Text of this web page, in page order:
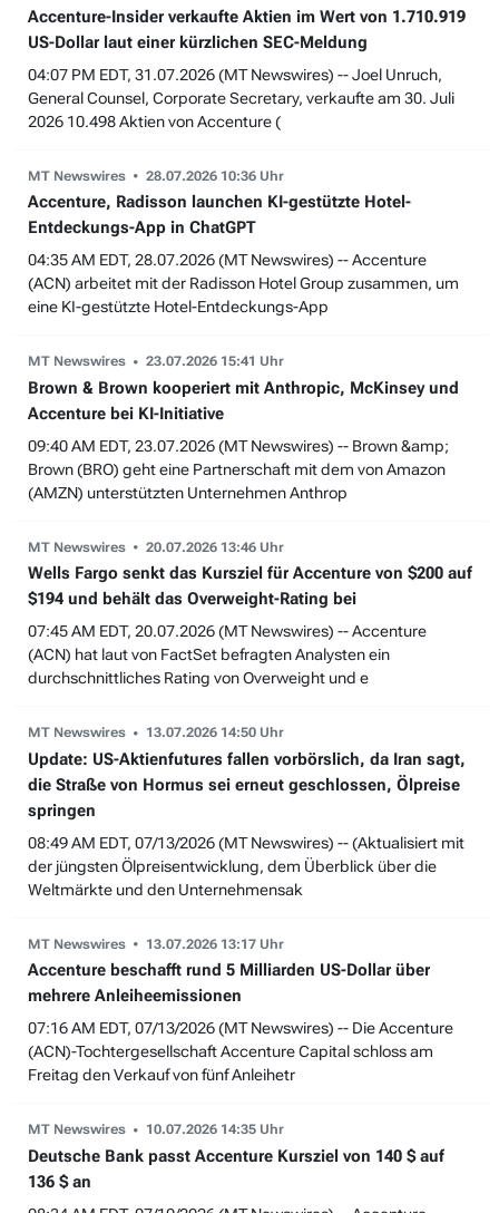
Accenture-Insider verkaufte Aktien im Wert von 1.710.919
US-Dollar laut einer kürzlichen SEC-Meldung
04:07 PM EDT, 31.07.2026 (MT Newswires) -- Joel Unruch,
General Counsel, Corporate Secretary, verkaufte am 30. Juli
2026 10.498 Aktien von Accenture (
MT Newswires 28.07.2026 10:36 Uhr
Accenture, Radisson launchen KI-gestützte Hotel-
Entdeckungs-App in ChatGPT
04:35 AM EDT, 28.07.2026 (MT Newswires) -- Accenture
(ACN) arbeitet mit der Radisson Hotel Group zusammen, um
eine KI-gestützte Hotel-Entdeckungs-App
MT Newswires 23.07.2026 15:41 Uhr
Brown & Brown kooperiert mit Anthropic, McKinsey und
Accenture bei KI-Initiative
09:40 AM EDT, 23.07.2026 (MT Newswires) -- Brown &amp;
Brown (BRO) geht eine Partnerschaft mit dem von Amazon
(AMZN) unterstützten Unternehmen Anthrop
MT Newswires 20.07.2026 13:46 Uhr
Wells Fargo senkt das Kursziel für Accenture von $200 auf
$194 und behält das Overweight-Rating bei
07:45 AM EDT, 20.07.2026 (MT Newswires) -- Accenture
(ACN) hat laut von FactSet befragten Analysten ein
durchschnittliches Rating von Overweight und e
MT Newswires 13.07.2026 14:50 Uhr
Update: US-Aktienfutures fallen vorbörslich, da Iran sagt,
die Straße von Hormus sei erneut geschlossen, Ölpreise
springen
08:49 AM EDT, 07/13/2026 (MT Newswires) -- (Aktualisiert mit
der jüngsten Ölpreisentwicklung, dem Überblick über die
Weltmärkte und den Unternehmensak
MT Newswires 13.07.2026 13:17 Uhr
Accenture beschafft rund 5 Milliarden US-Dollar über
mehrere Anleiheemissionen
07:16 AM EDT, 07/13/2026 (MT Newswires) -- Die Accenture
(ACN)-Tochtergesellschaft Accenture Capital schloss am
Freitag den Verkauf von fünf Anleihetr
MT Newswires 10.07.2026 14:35 Uhr
Deutsche Bank passt Accenture Kursziel von 140 $ auf
136 $ an